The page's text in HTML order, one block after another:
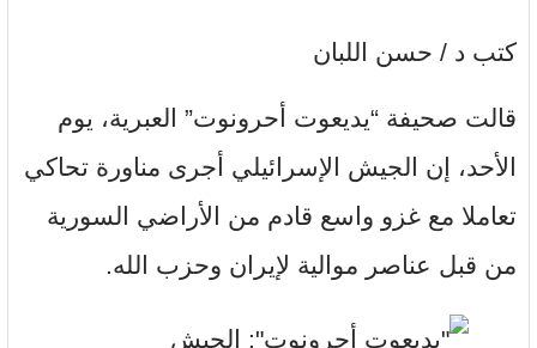
كتب د / حسن اللبان
قالت صحيفة “يديعوت أحرونوت” العبرية، يوم
الأحد، إن الجيش الإسرائيلي أجرى مناورة تحاكي
تعاملا مع غزو واسع قادم من الأراضي السورية
من قبل عناصر موالية لإيران وحزب الله.